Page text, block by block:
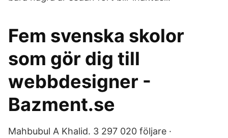
Fem svenska skolor
som gör dig till
webbdesigner -
Bazment.se
Mahbubul A Khalid. 3 297 020 följare ·